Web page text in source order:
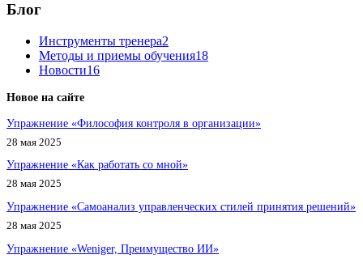
Блог
Инструменты тренера2
Методы и приемы обучения18
Новости16
Новое на сайте
Упражнение «Философия контроля в организации»
28 мая 2025
Упражнение «Как работать со мной»
28 мая 2025
Упражнение «Самоанализ управленческих стилей принятия решений»
28 мая 2025
Упражнение «Weniger, Преимущество ИИ»